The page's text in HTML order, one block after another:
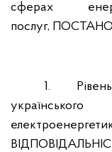
сферах
послуг,
1.